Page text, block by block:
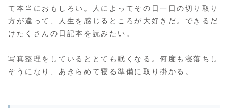
て本当におもしろい。人によってその日一日の切り取り
方が違って、人生を感じるところが大好きだ。できるだ
けたくさんの日記本を読みたい。
写真整理をしているととても眠くなる。何度も寝落ちし
そうになり、あきらめて寝る準備に取り掛かる。